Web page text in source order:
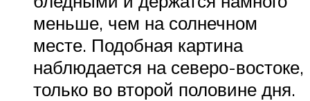
меньше, чем на солнечном
месте. Подобная картина
наблюдается на северо-востоке,
только во второй половине дня.